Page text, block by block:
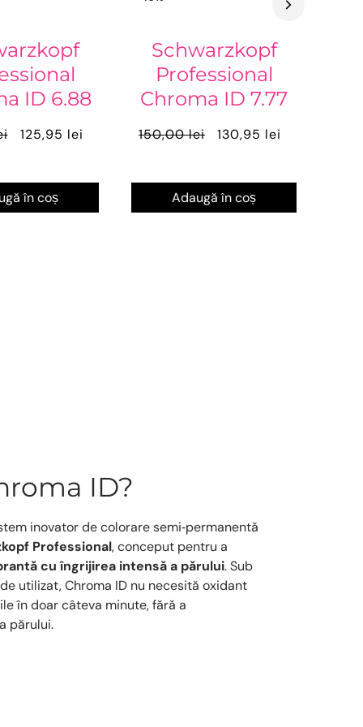
ID 6.88
125,95 lei
în coș
Schwarzkopf
Professional
Chroma ID 7.77
150,00 lei 130,95 lei
Adaugă în coș
ID?
inovator de colorare semi‑permanentă
Professional, conceput pentru a
cu îngrijirea intensă a părului. Sub
utilizat, Chroma ID nu necesită oxidant
în doar câteva minute, fără a
părului.